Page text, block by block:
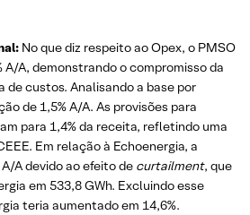
No que diz respeito ao Opex, o PMSO
A, demonstrando o compromisso da
de custos. Analisando a base por
de 1,5% A/A. As provisões para
para 1,4% da receita, refletindo uma
Em relação à Echoenergia, a
A devido ao efeito de curtailment, que
em 533,8 GWh. Excluindo esse
teria aumentado em 14,6%.